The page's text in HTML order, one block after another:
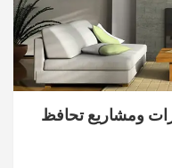
ومشاريع تحافظ